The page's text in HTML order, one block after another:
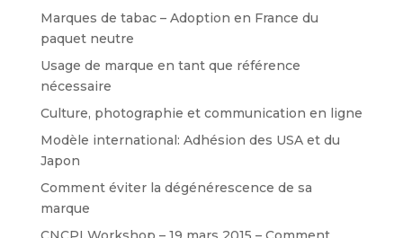
Marques de tabac – Adoption en France du
paquet neutre
Usage de marque en tant que référence
nécessaire
Culture, photographie et communication en ligne
Modèle international: Adhésion des USA et du
Japon
Comment éviter la dégénérescence de sa
marque